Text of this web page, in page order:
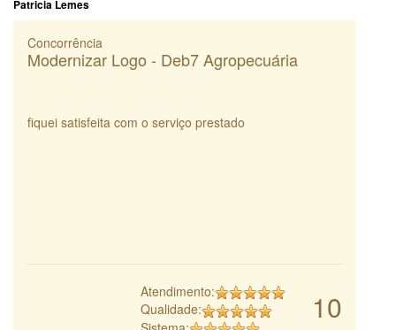
Patricia Lemes
Concorrência
Modernizar Logo - Deb7 Agropecuária
fiquei satisfeita com o serviço prestado
10
Atendimento:
Qualidade: